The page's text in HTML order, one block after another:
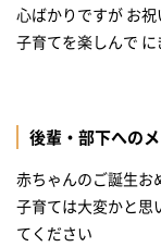
心ばかりですが お
子育てを楽しんで
後輩・部下への
赤ちゃんのご誕生お
子育ては大変かと思
てください